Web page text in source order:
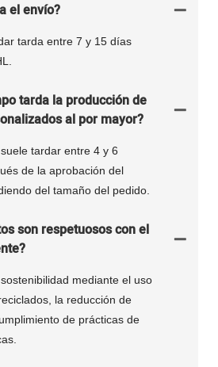
el envío?
tarda entre 7 y 15 días
tarda la producción de
al por mayor?
tardar entre 4 y 6
de la aprobación del
del tamaño del pedido.
son respetuosos con el
mediante el uso
la reducción de
de prácticas de